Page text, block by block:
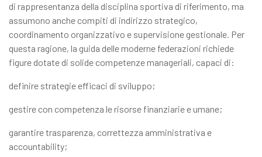
di rappresentanza della disciplina sportiva di riferimento, ma
assumono anche compiti di indirizzo strategico,
coordinamento organizzativo e supervisione gestionale. Per
questa ragione, la guida delle moderne federazioni richiede
figure dotate di solide competenze manageriali, capaci di:
definire strategie efficaci di sviluppo;
gestire con competenza le risorse finanziarie e umane;
garantire trasparenza, correttezza amministrativa e
accountability;